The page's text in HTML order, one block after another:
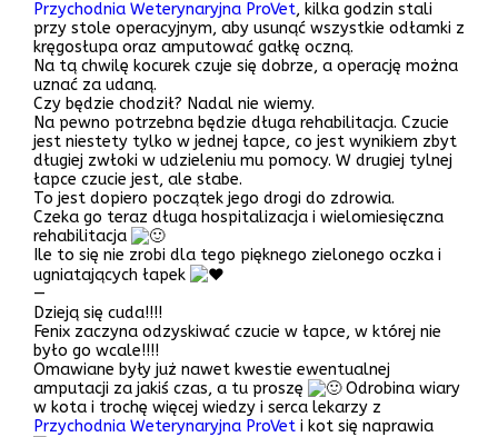
Przychodnia Weterynaryjna ProVet, kilka godzin stali
przy stole operacyjnym, aby usunąć wszystkie odłamki z
kręgosłupa oraz amputować gałkę oczną.
Na tą chwilę kocurek czuje się dobrze, a operację można
uznać za udaną.
Czy będzie chodził? Nadal nie wiemy.
Na pewno potrzebna będzie długa rehabilitacja. Czucie
jest niestety tylko w jednej łapce, co jest wynikiem zbyt
długiej zwłoki w udzieleniu mu pomocy. W drugiej tylnej
łapce czucie jest, ale słabe.
To jest dopiero początek jego drogi do zdrowia.
Czeka go teraz długa hospitalizacja i wielomiesięczna
rehabilitacja
Ile to się nie zrobi dla tego pięknego zielonego oczka i
ugniatających łapek
—
Dzieją się cuda!!!!
Fenix zaczyna odzyskiwać czucie w łapce, w której nie
było go wcale!!!!
Omawiane były już nawet kwestie ewentualnej
amputacji za jakiś czas, a tu proszę
Odrobina wiary
w kota i trochę więcej wiedzy i serca lekarzy z
Przychodnia Weterynaryjna ProVet i kot się naprawia